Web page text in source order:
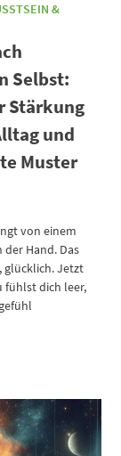
&
Selbst:
Stärkung
und
Muster
von einem
Hand. Das
glücklich. Jetzt
fühlst dich leer,